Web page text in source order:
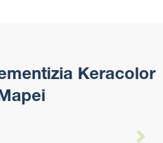
Keracolor